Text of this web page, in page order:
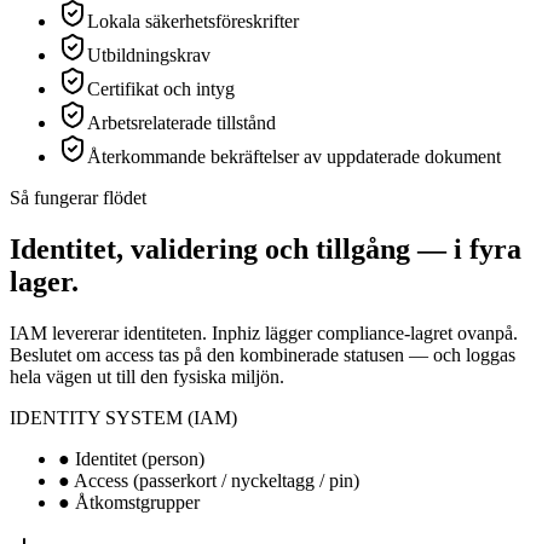
Lokala säkerhetsföreskrifter
Utbildningskrav
Certifikat och intyg
Arbetsrelaterade tillstånd
Återkommande bekräftelser av uppdaterade dokument
Så fungerar flödet
Identitet, validering och tillgång — i fyra
lager.
IAM levererar identiteten. Inphiz lägger compliance-lagret ovanpå.
Beslutet om access tas på den kombinerade statusen — och loggas
hela vägen ut till den fysiska miljön.
IDENTITY SYSTEM (IAM)
● Identitet (person)
● Access (passerkort / nyckeltagg / pin)
● Åtkomstgrupper